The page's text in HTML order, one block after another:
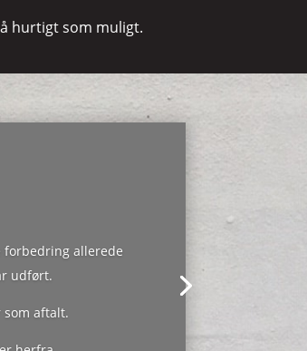
hurtigt som muligt.
allerede
udført.
som aftalt.